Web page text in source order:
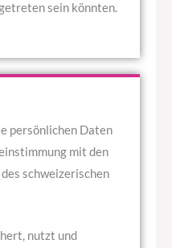
sein könnten.
persönlichen Daten
mit den
schweizerischen
nutzt und